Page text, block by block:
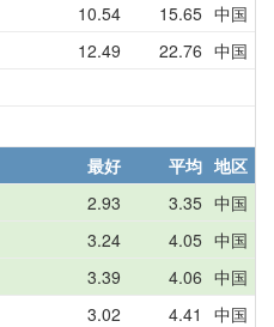
10.54 15.65 中国
12.49 22.76 中国
最好 平均 地区
2.93 3.35 中国
3.24 4.05 中国
3.39 4.06 中国
3.02 4.41 中国